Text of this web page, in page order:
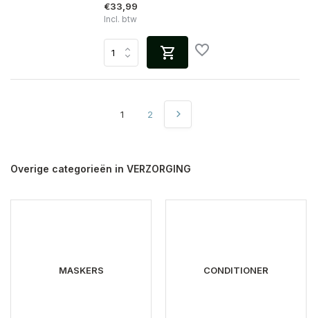
€33,99
Incl. btw
1 2
Overige categorieën in VERZORGING
MASKERS CONDITIONER